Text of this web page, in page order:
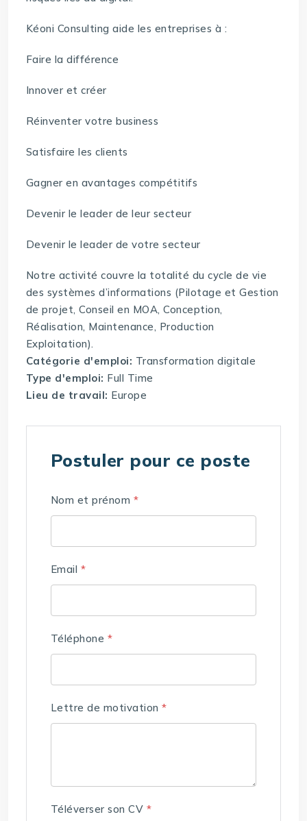
Kéoni Consulting aide les entreprises à :
Faire la différence
Innover et créer
Réinventer votre business
Satisfaire les clients
Gagner en avantages compétitifs
Devenir le leader de leur secteur
Devenir le leader de votre secteur
Notre activité couvre la totalité du cycle de vie
des systèmes d’informations (Pilotage et Gestion
de projet, Conseil en MOA, Conception,
Réalisation, Maintenance, Production
Exploitation).
Catégorie d'emploi: Transformation digitale
Type d'emploi: Full Time
Lieu de travail: Europe
Postuler pour ce poste
Nom et prénom *
Email *
Téléphone *
Lettre de motivation*
Téléverser son CV *